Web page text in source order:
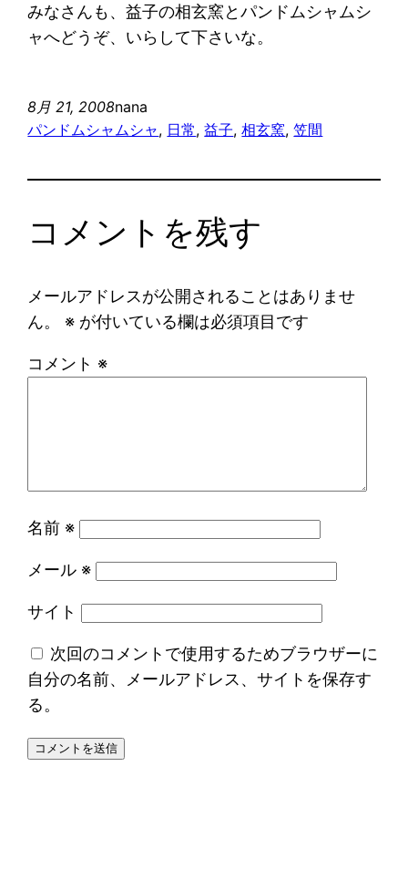
みなさんも、益子の相玄窯とパンドムシャムシ
ャへどうぞ、いらして下さいな。
8月 21, 2008nana
パンドムシャムシャ, 日常, 益子, 相玄窯, 笠間
コメントを残す
メールアドレスが公開されることはありませ
ん。
※ が付いている欄は必須項目です
コメント ※
名前 ※
メール ※
サイト
次回のコメントで使用するためブラウザーに
自分の名前、メールアドレス、サイトを保存す
る。